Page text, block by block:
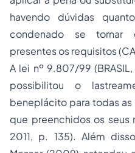
havendo dúvidas
condenado se tornar
presentes os requisitos
A lei nº 9.807/99
possibilitou o
beneplácito para todas
que preenchidos os seus
2011, p. 135). Além